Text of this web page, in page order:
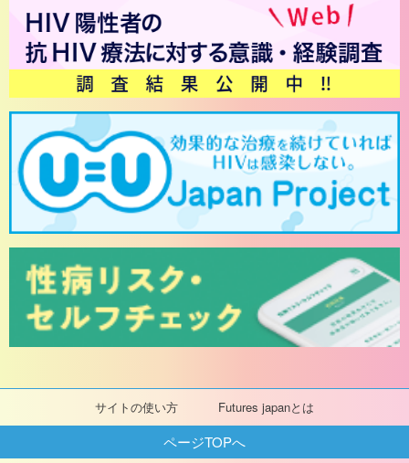
サイトの使い方 Futures japanとは
ページTOPへ